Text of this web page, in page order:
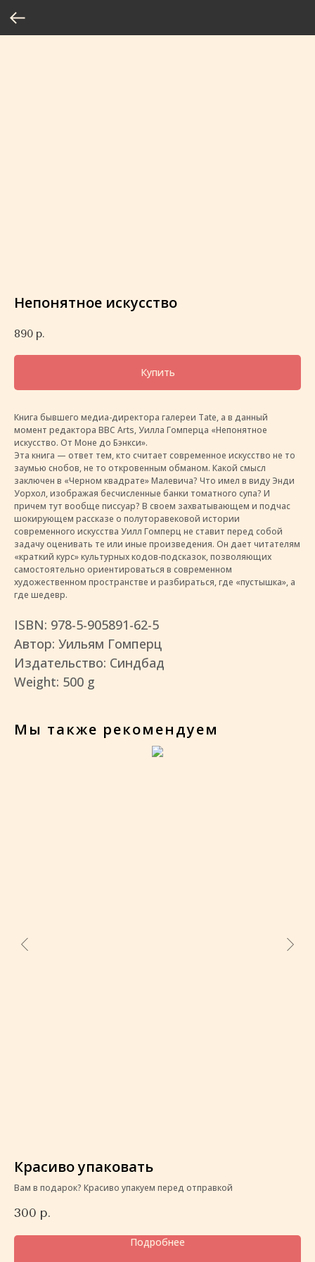
Непонятное искусство
890 р.
Купить
Книга бывшего медиа-директора галереи Tate, а в данный
момент редактора BBC Arts, Уилла Гомперца «Непонятное
искусство. От Моне до Бэнкси».
Эта книга — ответ тем, кто считает современное искусство не то
заумью снобов, не то откровенным обманом. Какой смысл
заключен в «Черном квадрате» Малевича? Что имел в виду Энди
Уорхол, изображая бесчисленные банки томатного супа? И
причем тут вообще писсуар? В своем захватывающем и подчас
шокирующем рассказе о полуторавековой истории
современного искусства Уилл Гомперц не ставит перед собой
задачу оценивать те или иные произведения. Он дает читателям
«краткий курс» культурных кодов-подсказок, позволяющих
самостоятельно ориентироваться в современном
художественном пространстве и разбираться, где «пустышка», а
где шедевр.
ISBN: 978-5-905891-62-5
Автор: Уильям Гомперц
Издательство: Синдбад
Weight: 500 g
Мы также рекомендуем
Красиво упаковать
Вам в подарок? Красиво упакуем перед отправкой
300 р.
Подробнее